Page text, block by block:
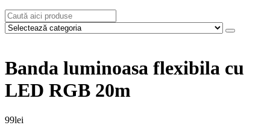
Banda luminoasa flexibila cu
LED RGB 20m
99lei